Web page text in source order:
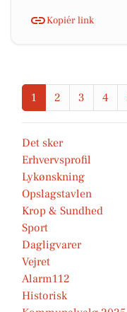
Kopiér link
1 2 3 4
Det sker
Erhvervsprofil
Lykønskning
Opslagstavlen
Krop & Sundhed
Sport
Dagligvarer
Vejret
Alarm112
Historisk